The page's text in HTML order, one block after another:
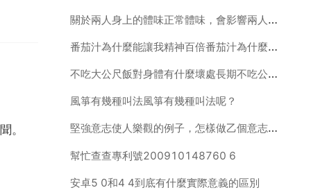
。
關於兩人身上的體味正常體味，會影響兩人的感情嗎
番茄汁為什麼能讓我精神百倍番茄汁為什麼能讓我精神百倍？
不吃大公尺飯對身體有什麼壞處長期不吃公尺飯有什麼危害
風箏有幾種叫法風箏有幾種叫法呢？
堅強意志使人樂觀的例子，怎樣做乙個意志堅強的人？舉例說明
幫忙查查專利號200910148760 6
安卓5 0和4 4到底有什麼實際意義的區別